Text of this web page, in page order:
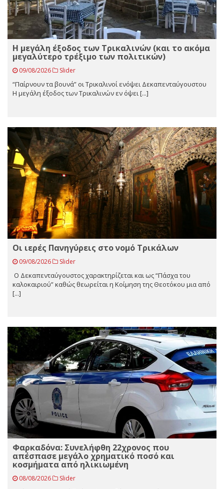
Η μεγάλη έξοδος των Τρικαλινών (και το ακόμα
μεγαλύτερο τρέξιμο των πολιτικών)
09/08/2026 Slider
“Παίρνουν τα βουνά” οι Τρικαλινοί ενόψει Δεκαπενταύγουστου
Η μεγάλη έξοδος των Τρικαλινών εν όψει [...]
Οι ιερές Πανηγύρεις στο νομό Τρικάλων
09/08/2026 Slider
Ο Δεκαπενταύγουστος χαρακτηρίζεται και ως “Πάσχα του
καλοκαιριού” καθώς θεωρείται η Κοίμηση της Θεοτόκου μια από
[...]
Φαρκαδόνα: Συνελήφθη 22χρονος που
απέσπασε μεγάλο χρηματικό ποσό και
κοσμήματα από ηλικιωμένη
08/08/2026 Slider